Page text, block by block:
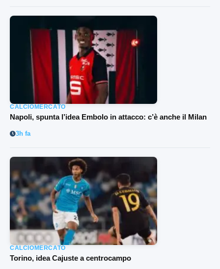
CALCIOMERCATO
Napoli, spunta l’idea Embolo in attacco: c’è anche il Milan
3h fa
CALCIOMERCATO
Torino, idea Cajuste a centrocampo